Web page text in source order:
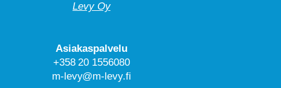
Levy Oy
Asiakaspalvelu
+358 20 1556080
m-levy@m-levy.fi